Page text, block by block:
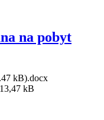
na pobyt
kB).docx
kB